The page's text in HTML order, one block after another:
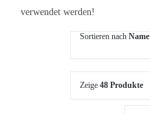
verwendet werden!
Sortieren nach Name
Zeige 48 Produkte